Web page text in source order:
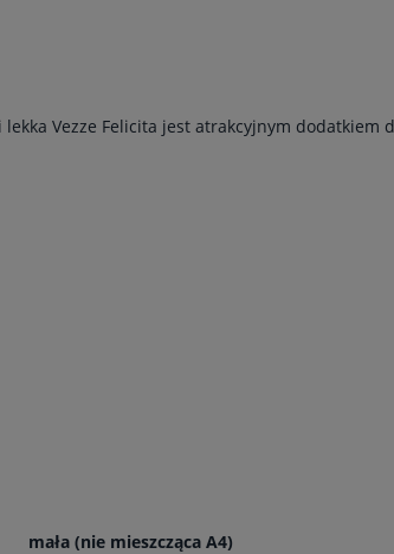
Vezze Felicita jest atrakcyjnym dodatkiem
mała (nie mieszcząca A4)